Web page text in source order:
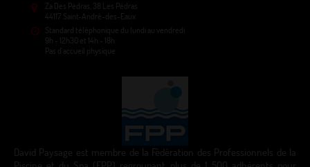
Za Des Pédras, 38 Les Pédras
44117 Saint-André-des-Eaux
Standard téléphonique du lundi au vendredi
9h - 12h30 et 14h - 18h
Pas d'accueil physique
David Paysage est membre de la Fédération des Professionnels de la